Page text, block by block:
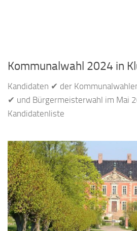
Kommunalwahl 2024 in
Kandidaten ✔ der
✔ und Bürgermeisterwahl im Mai
Kandidatenliste